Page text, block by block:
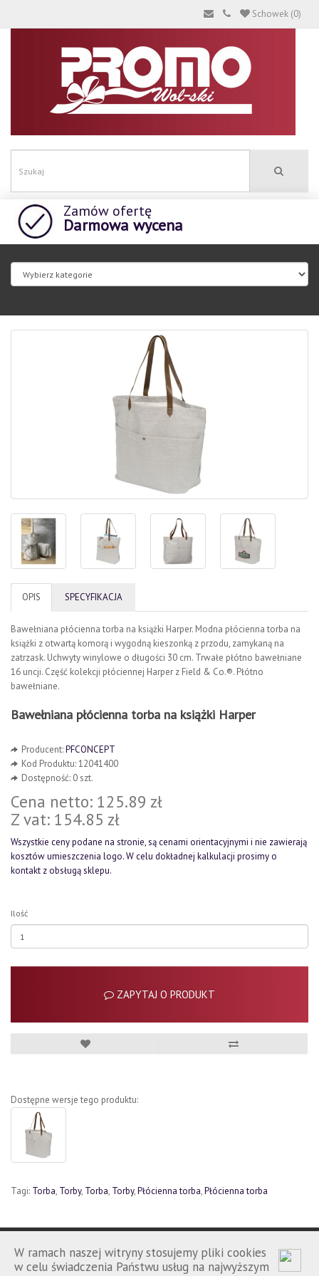
W ramach naszej witryny stosujemy pliki cookies
w celu świadczenia Państwu usług na najwyższym
Schowek (0)
Zamów ofertę
Darmowa wycena
OPIS SPECYFIKACJA
Bawełniana płócienna torba na książki Harper. Modna płócienna torba na
książki z otwartą komorą i wygodną kieszonką z przodu, zamykaną na
zatrzask. Uchwyty winylowe o długości 30 cm. Trwałe płótno bawełniane
16 uncji. Część kolekcji płóciennej Harper z Field & Co.®. Płótno
bawełniane.
Bawełniana płócienna torba na książki Harper
Producent:PFCONCEPT
Kod Produktu: 12041400
Dostępność: 0 szt.
Cena netto: 125.89 zł
Z vat: 154.85 zł
Wszystkie ceny podane na stronie, są cenami orientacyjnymi i nie zawierają
kosztów umieszczenia logo. W celu dokładnej kalkulacji prosimy o
kontakt z obsługą sklepu.
Ilość
ZAPYTAJ O PRODUKT
Dostępne wersje tego produktu:
Tagi: Torba, Torby, Torba, Torby,Płócienna torba,Płócienna torba